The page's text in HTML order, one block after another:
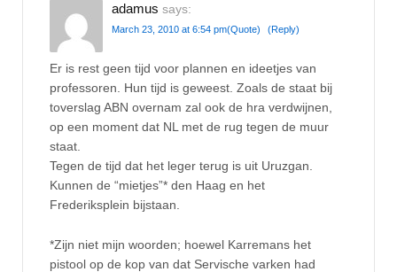
adamus says:
March 23, 2010 at 6:54 pm(Quote) (Reply)
Er is rest geen tijd voor plannen en ideetjes van
professoren. Hun tijd is geweest. Zoals de staat bij
toverslag ABN overnam zal ook de hra verdwijnen,
op een moment dat NL met de rug tegen de muur
staat.
Tegen de tijd dat het leger terug is uit Uruzgan.
Kunnen de “mietjes”* den Haag en het
Frederiksplein bijstaan.
*Zijn niet mijn woorden; hoewel Karremans het
pistool op de kop van dat Servische varken had